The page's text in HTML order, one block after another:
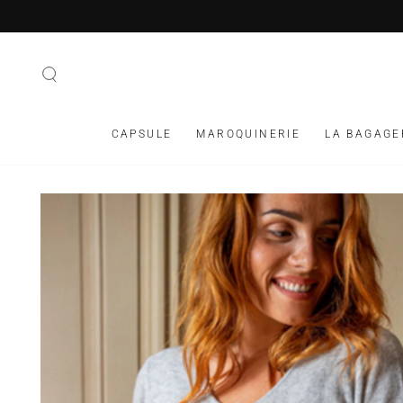
CAPSULE MAROQUINERIE LA
INFORMATIONS SUR